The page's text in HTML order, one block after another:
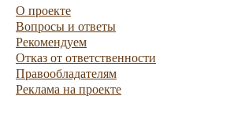
О проекте
Вопросы и ответы
Рекомендуем
Отказ от ответственности
Правообладателям
Реклама на проекте